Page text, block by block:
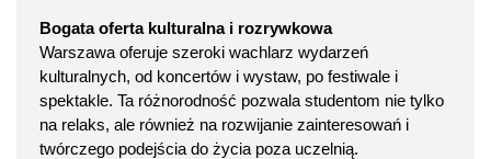
Bogata oferta kulturalna i rozrywkowa
Warszawa oferuje szeroki wachlarz wydarzeń
kulturalnych, od koncertów i wystaw, po festiwale i
spektakle. Ta różnorodność pozwala studentom nie tylko
na relaks, ale również na rozwijanie zainteresowań i
twórczego podejścia do życia poza uczelnią.